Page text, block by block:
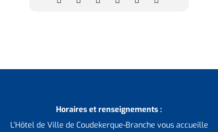
Horaires et renseignements :
L’Hôtel de Ville de Coudekerque-Branche vous accueille